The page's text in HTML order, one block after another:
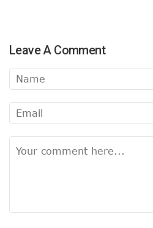
Leave A Comment